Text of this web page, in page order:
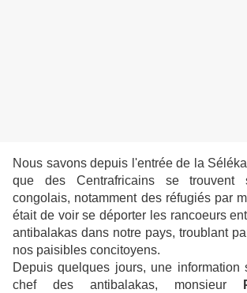
Nous savons depuis l'entrée de la
que des Centrafricains se trouvent
congolais, notamment des réfugiés par
était de voir se déporter les rancoeurs
antibalakas dans notre pays, troublant
nos paisibles concitoyens.
Depuis quelques jours, une
chef des antibalakas, monsieur